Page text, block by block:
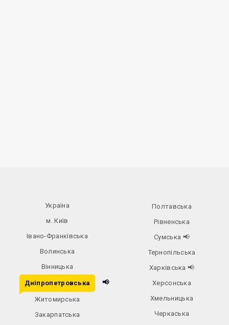
Україна
м. Київ
Івано-Франківська
Волинська
Вінницька
Дніпропетровська 📢
Житомирська
Закарпатська
Полтавська
Рівненська
Сумська 📢
Тернопільська
Харківська 📢
Херсонська
Хмельницька
Черкаська